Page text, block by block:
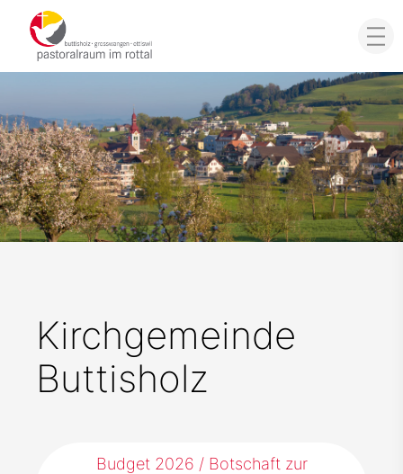
Kirchgemeinde
Buttisholz
Budget 2026 / Botschaft zur